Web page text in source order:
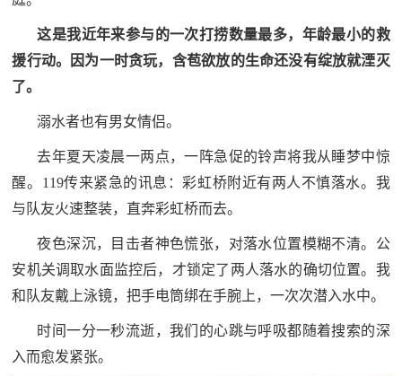
这是我近年来参与的一次打捞数量最多，年龄最小的救
援行动。因为一时贪玩，含苞欲放的生命还没有绽放就湮灭
了。
溺水者也有男女情侣。
去年夏天凌晨一两点，一阵急促的铃声将我从睡梦中惊
醒。119传来紧急的讯息：彩虹桥附近有两人不慎落水。我
与队友火速整装，直奔彩虹桥而去。
夜色深沉，目击者神色慌张，对落水位置模糊不清。公
安机关调取水面监控后，才锁定了两人落水的确切位置。我
和队友戴上泳镜，把手电筒绑在手腕上，一次次潜入水中。
时间一分一秒流逝，我们的心跳与呼吸都随着搜索的深
入而愈发紧张。